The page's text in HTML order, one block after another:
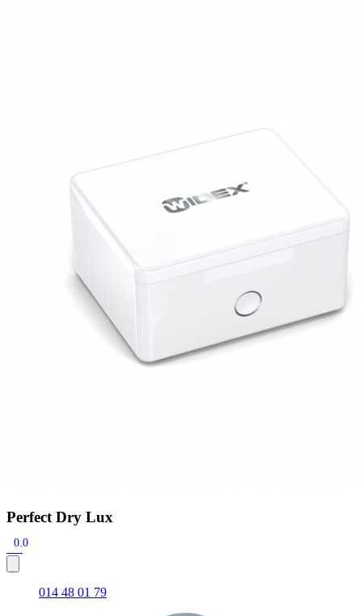
De Oticon Intent is het nieuwste hoorapparaat van dit moment.
Perfect Dry Lux
0.0
014 48 01 79